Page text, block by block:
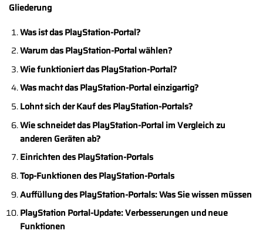
Gliederung
Was ist das PlayStation-Portal?
Warum das PlayStation-Portal wählen?
Wie funktioniert das PlayStation-Portal?
Was macht das PlayStation-Portal einzigartig?
Lohnt sich der Kauf des PlayStation-Portals?
Wie schneidet das PlayStation-Portal im Vergleich zu
anderen Geräten ab?
Einrichten des PlayStation-Portals
Top-Funktionen des PlayStation-Portals
Auffüllung des PlayStation-Portals: Was Sie wissen müssen
PlayStation Portal-Update: Verbesserungen und neue
Funktionen